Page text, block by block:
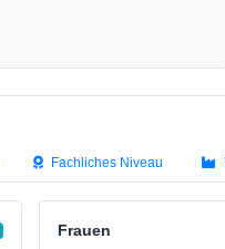
Fachliches Niveau
Frauen